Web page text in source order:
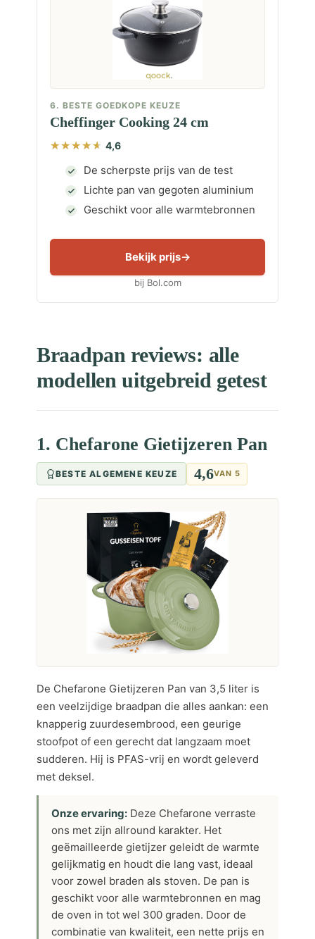
6. BESTE GOEDKOPE KEUZE
Cheffinger Cooking 24 cm
4,6
De scherpste prijs van de test
Lichte pan van gegoten aluminium
Geschikt voor alle warmtebronnen
Bekijk prijs
bij Bol.com
Braadpan reviews: alle
modellen uitgebreid getest
1. Chefarone Gietijzeren Pan
BESTE ALGEMENE KEUZE 4,6VAN 5
De Chefarone Gietijzeren Pan van 3,5 liter is
een veelzijdige braadpan die alles aankan: een
knapperig zuurdesembrood, een geurige
stoofpot of een gerecht dat langzaam moet
sudderen. Hij is PFAS-vrij en wordt geleverd
met deksel.
Onze ervaring: Deze Chefarone verraste
ons met zijn allround karakter. Het
geëmailleerde gietijzer geleidt de warmte
gelijkmatig en houdt die lang vast, ideaal
voor zowel braden als stoven. De pan is
geschikt voor alle warmtebronnen en mag
de oven in tot wel 300 graden. Door de
combinatie van kwaliteit, een nette prijs en